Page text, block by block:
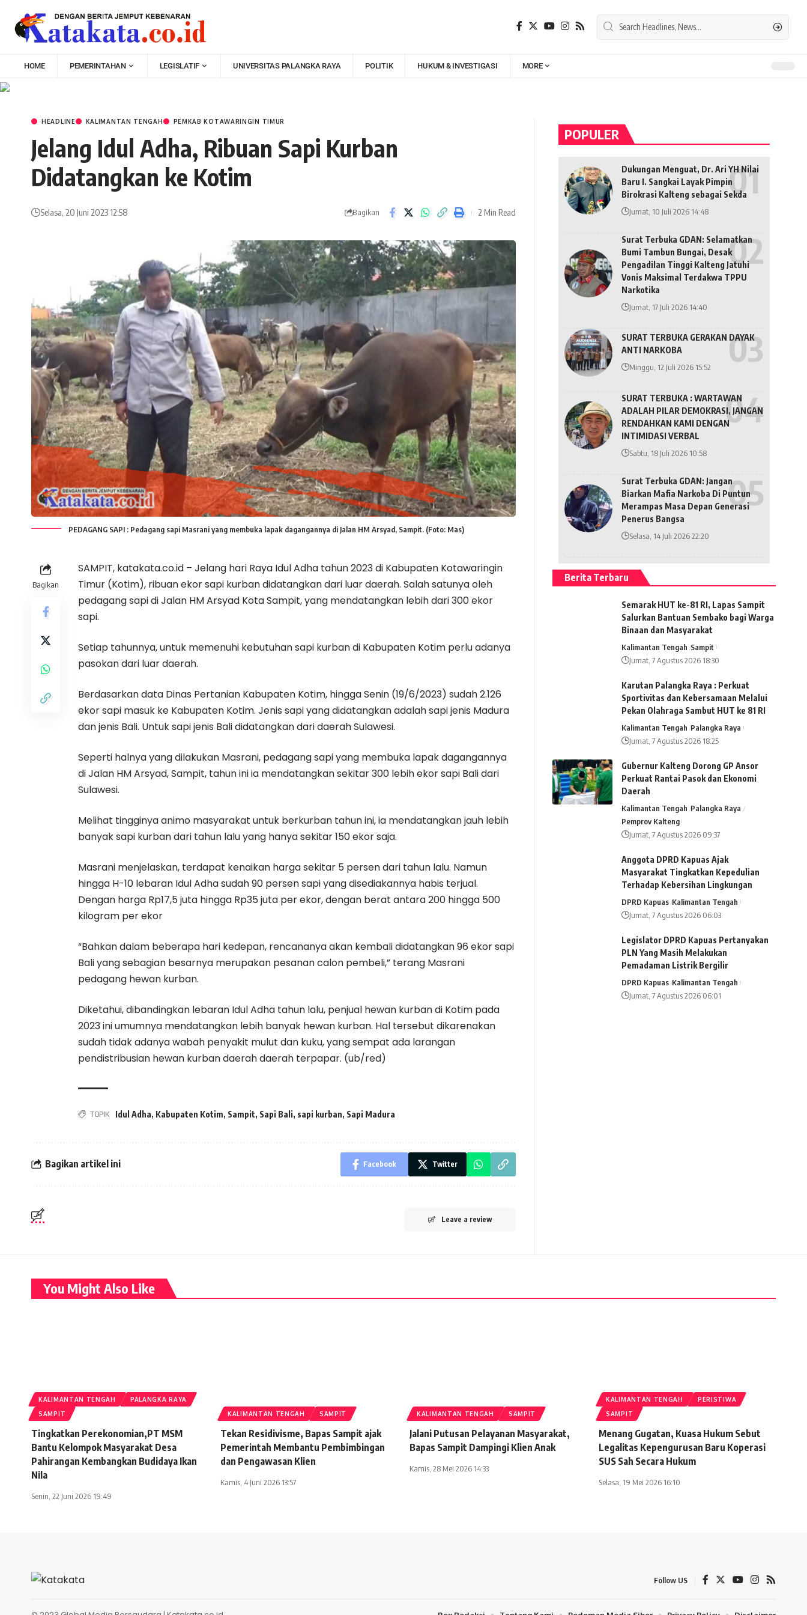
HOME PEMERINTAHAN LEGISLATIF UNIVERSITAS PALANGKA RAYA POLITIK HUKUM & INVESTIGASI MORE
HEADLINE KALIMANTAN TENGAH PEMKAB KOTAWARINGIN TIMUR
Jelang Idul Adha, Ribuan Sapi Kurban
Didatangkan ke Kotim
Selasa, 20 Juni 2023 12:58 Bagikan 2 Min Read
PEDAGANG SAPI : Pedagang sapi Masrani yang membuka lapak dagangannya di Jalan HM Arsyad, Sampit. (Foto: Mas)
Bagikan
SAMPIT, katakata.co.id – Jelang hari Raya Idul Adha tahun 2023 di Kabupaten Kotawaringin
Timur (Kotim), ribuan ekor sapi kurban didatangkan dari luar daerah. Salah satunya oleh
pedagang sapi di Jalan HM Arsyad Kota Sampit, yang mendatangkan lebih dari 300 ekor
sapi.
Setiap tahunnya, untuk memenuhi kebutuhan sapi kurban di Kabupaten Kotim perlu adanya
pasokan dari luar daerah.
Berdasarkan data Dinas Pertanian Kabupaten Kotim, hingga Senin (19/6/2023) sudah 2.126
ekor sapi masuk ke Kabupaten Kotim. Jenis sapi yang didatangkan adalah sapi jenis Madura
dan jenis Bali. Untuk sapi jenis Bali didatangkan dari daerah Sulawesi.
Seperti halnya yang dilakukan Masrani, pedagang sapi yang membuka lapak dagangannya
di Jalan HM Arsyad, Sampit, tahun ini ia mendatangkan sekitar 300 lebih ekor sapi Bali dari
Sulawesi.
Melihat tingginya animo masyarakat untuk berkurban tahun ini, ia mendatangkan jauh lebih
banyak sapi kurban dari tahun lalu yang hanya sekitar 150 ekor saja.
Masrani menjelaskan, terdapat kenaikan harga sekitar 5 persen dari tahun lalu. Namun
hingga H-10 lebaran Idul Adha sudah 90 persen sapi yang disediakannya habis terjual.
Dengan harga Rp17,5 juta hingga Rp35 juta per ekor, dengan berat antara 200 hingga 500
kilogram per ekor
“Bahkan dalam beberapa hari kedepan, rencananya akan kembali didatangkan 96 ekor sapi
Bali yang sebagian besarnya merupakan pesanan calon pembeli,” terang Masrani
pedagang hewan kurban.
Diketahui, dibandingkan lebaran Idul Adha tahun lalu, penjual hewan kurban di Kotim pada
2023 ini umumnya mendatangkan lebih banyak hewan kurban. Hal tersebut dikarenakan
sudah tidak adanya wabah penyakit mulut dan kuku, yang sempat ada larangan
pendistribusian hewan kurban daerah daerah terpapar. (ub/red)
TOPIK Idul Adha, Kabupaten Kotim, Sampit, Sapi Bali, sapi kurban, Sapi Madura
Bagikan artikel ini Facebook Twitter
Leave a review
POPULER
Dukungan Menguat, Dr. Ari YH Nilai
Baru I. Sangkai Layak Pimpin
Birokrasi Kalteng sebagai Sekda
Jumat, 10 Juli 2026 14:48
Surat Terbuka GDAN: Selamatkan
Bumi Tambun Bungai, Desak
Pengadilan Tinggi Kalteng Jatuhi
Vonis Maksimal Terdakwa TPPU
Narkotika
Jumat, 17 Juli 2026 14:40
SURAT TERBUKA GERAKAN DAYAK
ANTI NARKOBA
Minggu, 12 Juli 2026 15:52
SURAT TERBUKA : WARTAWAN
ADALAH PILAR DEMOKRASI, JANGAN
RENDAHKAN KAMI DENGAN
INTIMIDASI VERBAL
Sabtu, 18 Juli 2026 10:58
Surat Terbuka GDAN: Jangan
Biarkan Mafia Narkoba Di Puntun
Merampas Masa Depan Generasi
Penerus Bangsa
Selasa, 14 Juli 2026 22:20
Berita Terbaru
Semarak HUT ke-81 RI, Lapas Sampit
Salurkan Bantuan Sembako bagi Warga
Binaan dan Masyarakat
Kalimantan Tengah Sampit
Jumat, 7 Agustus 2026 18:30
Karutan Palangka Raya : Perkuat
Sportivitas dan Kebersamaan Melalui
Pekan Olahraga Sambut HUT ke 81 RI
Kalimantan Tengah Palangka Raya
Jumat, 7 Agustus 2026 18:25
Gubernur Kalteng Dorong GP Ansor
Perkuat Rantai Pasok dan Ekonomi
Daerah
Kalimantan Tengah Palangka Raya
Pemprov Kalteng
Jumat, 7 Agustus 2026 09:37
Anggota DPRD Kapuas Ajak
Masyarakat Tingkatkan Kepedulian
Terhadap Kebersihan Lingkungan
DPRD Kapuas Kalimantan Tengah
Jumat, 7 Agustus 2026 06:03
Legislator DPRD Kapuas Pertanyakan
PLN Yang Masih Melakukan
Pemadaman Listrik Bergilir
DPRD Kapuas Kalimantan Tengah
Jumat, 7 Agustus 2026 06:01
You Might Also Like
KALIMANTAN TENGAH
PALANGKA RAYA
SAMPIT
Tingkatkan Perekonomian,PT MSM
Bantu Kelompok Masyarakat Desa
Pahirangan Kembangkan Budidaya Ikan
Nila
Senin, 22 Juni 2026 19:49
KALIMANTAN TENGAH SAMPIT
Tekan Residivisme, Bapas Sampit ajak
Pemerintah Membantu Pembimbingan
dan Pengawasan Klien
Kamis, 4 Juni 2026 13:57
KALIMANTAN TENGAH SAMPIT
Jalani Putusan Pelayanan Masyarakat,
Bapas Sampit Dampingi Klien Anak
Kamis, 28 Mei 2026 14:33
KALIMANTAN TENGAH
PERISTIWA
SAMPIT
Menang Gugatan, Kuasa Hukum Sebut
Legalitas Kepengurusan Baru Koperasi
SUS Sah Secara Hukum
Selasa, 19 Mei 2026 16:10
Follow US